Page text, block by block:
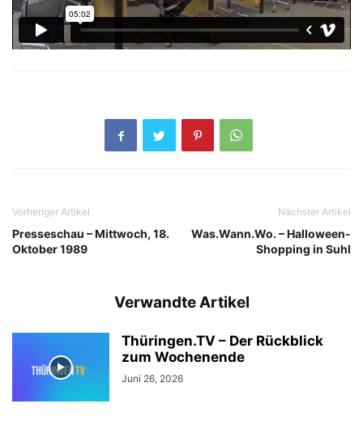
Vorheriger Artikel
Presseschau – Mittwoch, 18.
Oktober 1989
Nächster Artikel
Was.Wann.Wo. – Halloween-
Shopping in Suhl
Verwandte Artikel
Thüringen.TV – Der Rückblick
zum Wochenende
Juni 26, 2026